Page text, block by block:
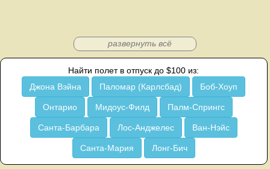
развернуть всё
Найти полет в отпуск до $100 из:
Джона Вэйна
Паломар (Карлсбад) Боб-Хоуп
Онтарио Мидоус-Филд Палм-Спрингс
Санта-Барбара Лос-Анджелес Ван-Нэйс
Санта-Мария Лонг-Бич